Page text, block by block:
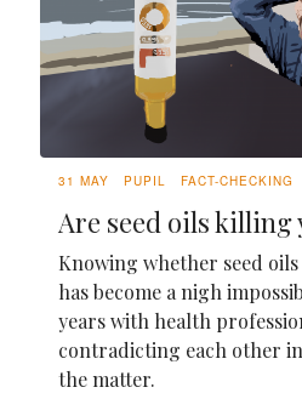
31 MAY PUPIL FACT-CHECKING
Are seed oils killing
Knowing whether seed
has become a nigh
years with health
contradicting each other
the matter.